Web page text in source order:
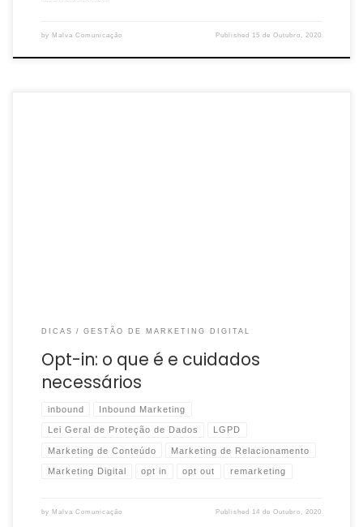
by Malva Comunicação Published 15 de Outubro, 2020
DICAS GESTÃO DE MARKETING DIGITAL
Opt-in: o que é e cuidados
necessários
inbound Inbound Marketing
Lei Geral de Proteção de Dados LGPD
Marketing de Conteúdo Marketing de Relacionamento
Marketing Digital opt in opt out remarketing
by Malva Comunicação Published 14 de Outubro, 2020